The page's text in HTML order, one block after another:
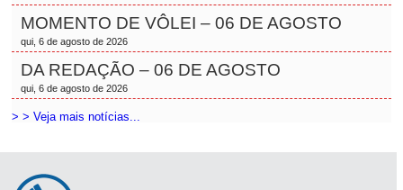
MOMENTO DE VÔLEI – 06 DE AGOSTO
qui, 6 de agosto de 2026
DA REDAÇÃO – 06 DE AGOSTO
qui, 6 de agosto de 2026
> > Veja mais notícias...